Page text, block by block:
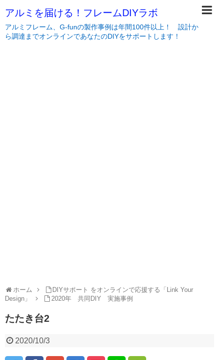
アルミを届ける！フレームDIYラボ
アルミフレーム、G-funの製作事例は年間100件以上！ 設計か
ら調達までオンラインであなたのDIYをサポートします！
ホーム
DIYサポート をオンラインで応援する「Link Your
Design」
2020年 共同DIY 実施事例
たたき台2
2020/10/3